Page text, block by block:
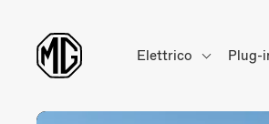
Elettrico Plug-